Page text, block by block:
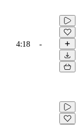
4:18 -